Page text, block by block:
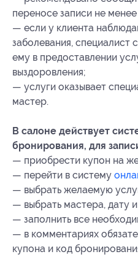
переносе записи не менее
— если у клиента
заболевания, специалист
ему в предоставлении
выздоровления;
— услуги оказывает
мастер.
В салоне действует
бронирования, для
— приобрести купон на
— перейти в систему
— ⁠выбрать желаемую
— ⁠выбрать мастера, дату
— заполнить все
— в комментариях
купона и код